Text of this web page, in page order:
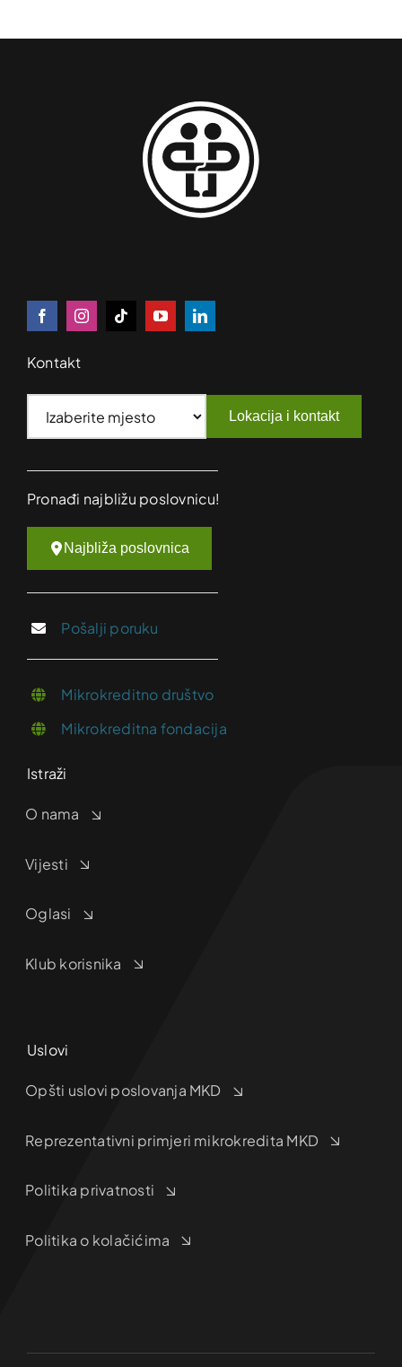
Kontakt
Lokacija i kontakt
Pronađi najbližu poslovnicu!
Najbliža poslovnica
Pošalji poruku
Mikrokreditno društvo
Mikrokreditna fondacija
Istraži
O nama
Vijesti
Oglasi
Klub korisnika
Uslovi
Opšti uslovi poslovanja MKD
Reprezentativni primjeri mikrokredita MKD
Politika privatnosti
Politika o kolačićima